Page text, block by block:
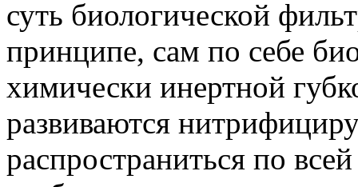
суть биологической
принципе, сам по себе
химически инертной
развиваются
распространиться по